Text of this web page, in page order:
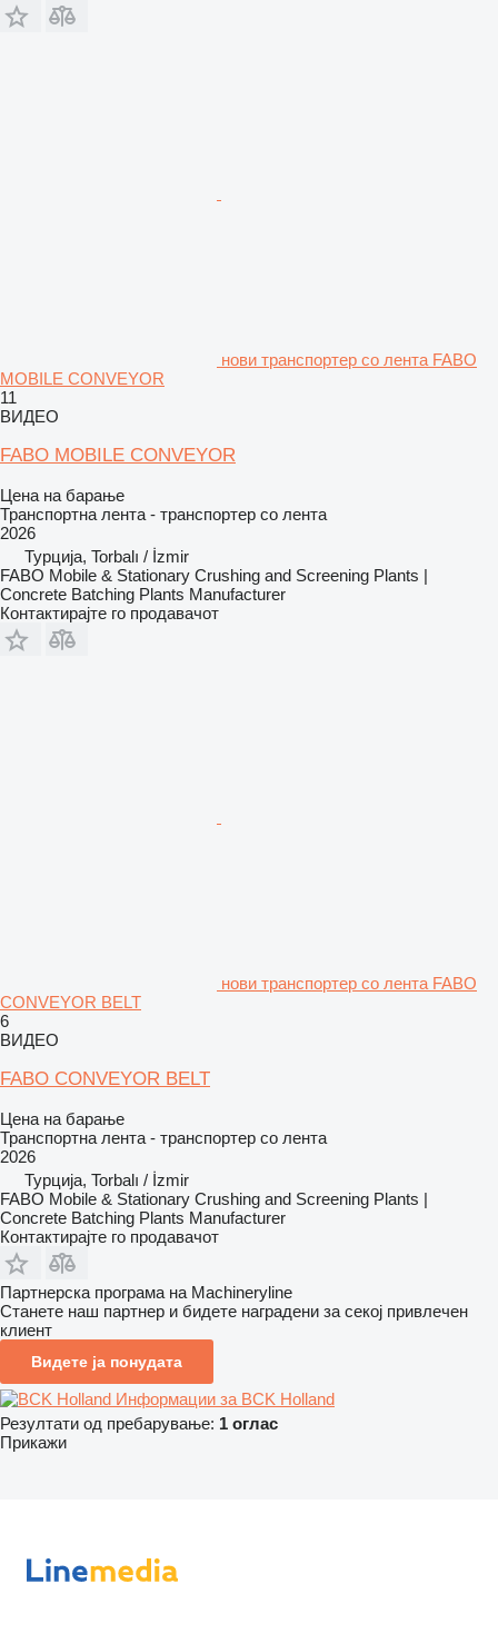
нови транспортер со лента FABO
MOBILE CONVEYOR
11
ВИДЕО
FABO MOBILE CONVEYOR
Цена на барање
Транспортна лента - транспортер со лента
2026
Турција, Torbalı / İzmir
FABO Mobile & Stationary Crushing and Screening Plants |
Concrete Batching Plants Manufacturer
Контактирајте го продавачот
нови транспортер со лента FABO
CONVEYOR BELT
6
ВИДЕО
FABO CONVEYOR BELT
Цена на барање
Транспортна лента - транспортер со лента
2026
Турција, Torbalı / İzmir
FABO Mobile & Stationary Crushing and Screening Plants |
Concrete Batching Plants Manufacturer
Контактирајте го продавачот
Партнерска програма на Machineryline
Станете наш партнер и бидете наградени за секој привлечен
клиент
Видете ја понудата
Информации за BCK Holland
Резултати од пребарување: 1 оглас
Прикажи